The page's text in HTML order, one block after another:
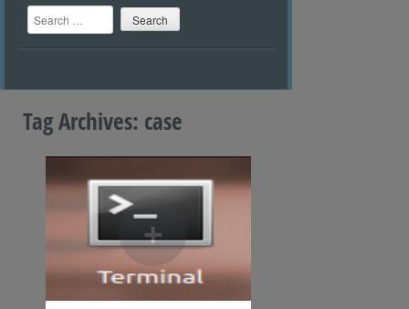
Search
Tag Archives: case
+